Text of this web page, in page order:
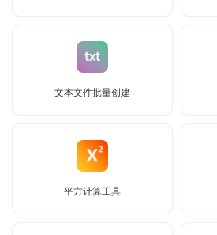
文本文件批量创建
平方计算工具